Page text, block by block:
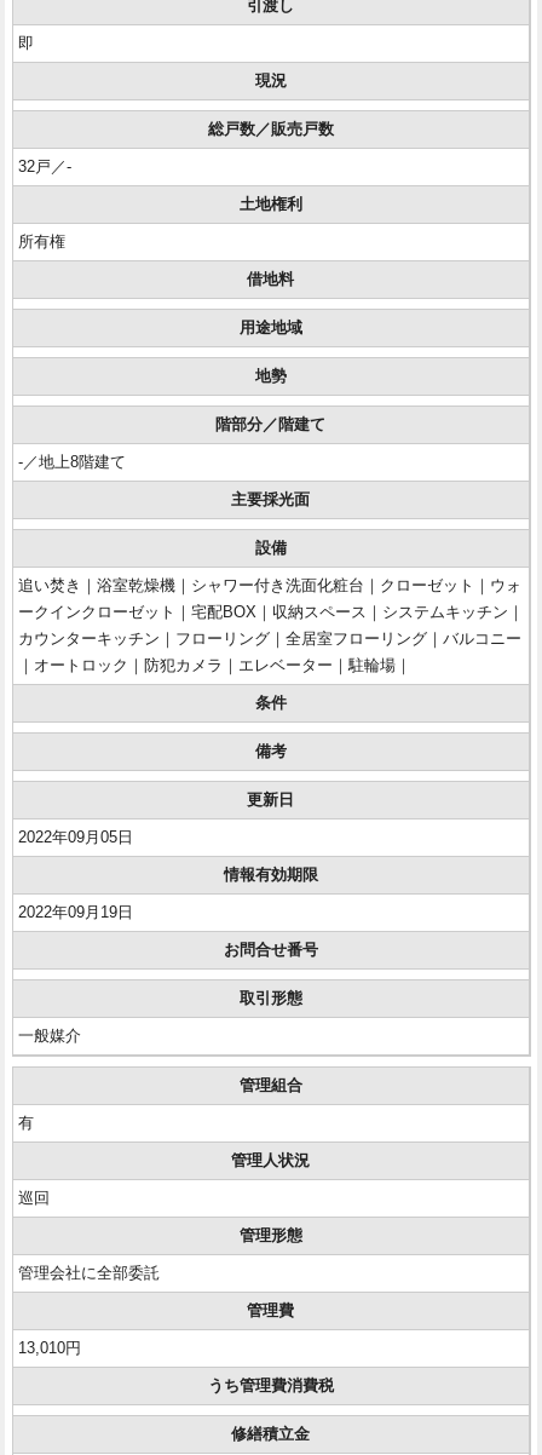
引渡し
即
現況
総戸数／販売戸数
32戸／-
土地権利
所有権
借地料
用途地域
地勢
階部分／階建て
-／地上8階建て
主要採光面
設備
追い焚き｜浴室乾燥機｜シャワー付き洗面化粧台｜クローゼット｜ウォ
ークインクローゼット｜宅配BOX｜収納スペース｜システムキッチン｜
カウンターキッチン｜フローリング｜全居室フローリング｜バルコニー
｜オートロック｜防犯カメラ｜エレベーター｜駐輪場｜
条件
備考
更新日
2022年09月05日
情報有効期限
2022年09月19日
お問合せ番号
取引形態
一般媒介
管理組合
有
管理人状況
巡回
管理形態
管理会社に全部委託
管理費
13,010円
うち管理費消費税
修繕積立金